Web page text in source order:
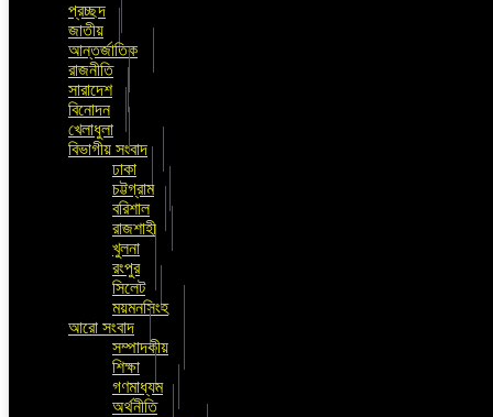
প্রচ্ছদ
জাতীয়
আন্তর্জাতিক
রাজনীতি
সারাদেশ
বিনোদন
খেলাধুলা
বিভাগীয় সংবাদ
ঢাকা
চট্টগ্রাম
বরিশাল
রাজশাহী
খুলনা
রংপুর
সিলেট
ময়মনসিংহ
আরো সংবাদ
সম্পাদকীয়
শিক্ষা
গণমাধ্যম
অর্থনীতি